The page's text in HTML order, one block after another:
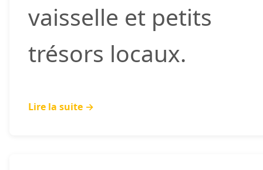
vaisselle et petits
trésors locaux.
Lire la suite →